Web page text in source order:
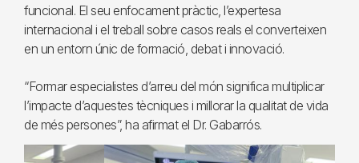
funcional. El seu enfocament pràctic, l’expertesa
internacional i el treball sobre casos reals el converteixen
en un entorn únic de formació, debat i innovació.
“Formar especialistes d’arreu del món significa multiplicar
l’impacte d’aquestes tècniques i millorar la qualitat de vida
de més persones”, ha afirmat el Dr. Gabarrós.